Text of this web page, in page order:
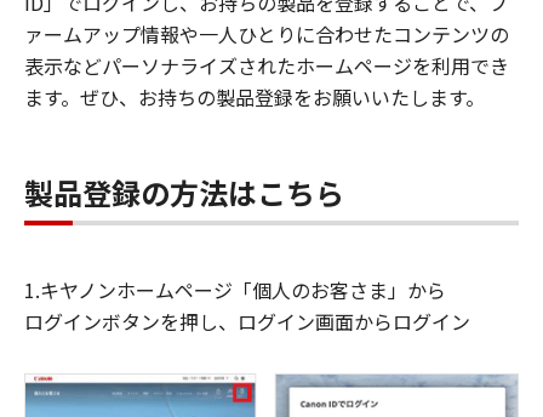
ァームアップ情報や一人ひとりに合わせたコンテンツの
表示などパーソナライズされたホームページを利用でき
ます。ぜひ、お持ちの製品登録をお願いいたします。
製品登録の方法はこちら
1.キヤノンホームページ「個人のお客さま」から
ログインボタンを押し、ログイン画面からログイン